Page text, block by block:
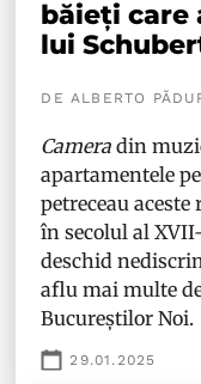
băieți care
lui
DE ALBERTO
Cameradin
apartamentele
petreceau
în secolul al
deschid
aflu mai multe
Bucureștilor Noi.
29.01.2025